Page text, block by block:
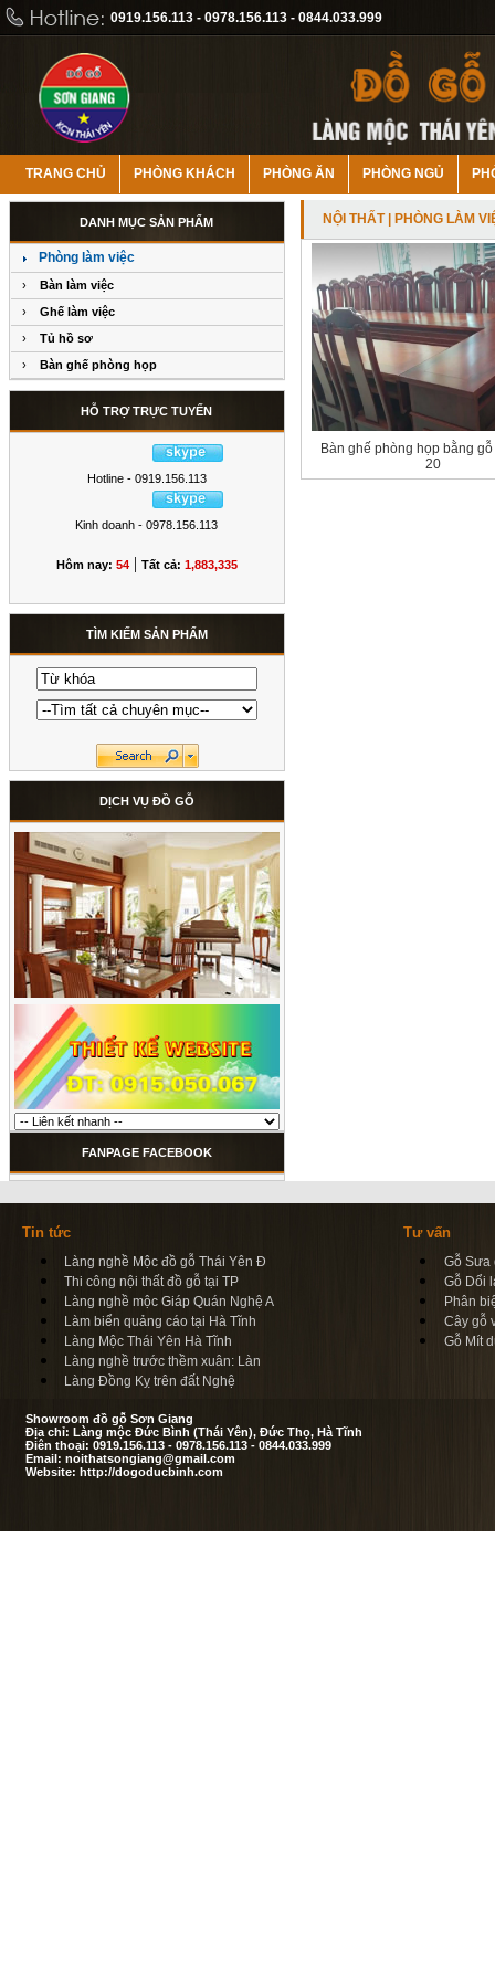
0919.156.113 - 0978.156.113 - 0844.033.999
TRANG CHỦ PHÒNG KHÁCH PHÒNG ĂN PHÒNG NGỦ
DANH MỤC SẢN PHẨM
Phòng làm việc
›
Bàn làm việc
›
Ghế làm việc
›
Tủ hồ sơ
›
Bàn ghế phòng họp
HỖ TRỢ TRỰC TUYẾN
Hotline - 0919.156.113
Kinh doanh - 0978.156.113
Hôm nay: 54 | Tất cả: 1,883,335
TÌM KIẾM SẢN PHẨM
DỊCH VỤ ĐỒ GỖ
FANPAGE FACEBOOK
NỘI THẤT| PHÒNG LÀM
Bàn ghế phòng họp bằng
20
Tin tức
Làng nghề Mộc đồ gỗ Thái Yên Đ
Thi công nội thất đồ gỗ tại TP
Làng nghề mộc Giáp Quán Nghệ A
Làm biển quảng cáo tại Hà Tĩnh
Làng Mộc Thái Yên Hà Tĩnh
Làng nghề trước thềm xuân: Làn
Làng Đồng Kỵ trên đất Nghệ
Tư vấn
Gỗ Sưa
Gỗ Dổi
Phân
Cây gỗ
Gỗ Mít
Showroom đồ gỗ Sơn Giang
Địa chỉ: Làng mộc Đức Bình (Thái Yên), Đức Thọ, Hà Tĩnh
Điên thoại: 0919.156.113 - 0978.156.113 - 0844.033.999
Email: noithatsongiang@gmail.com
Website: http://dogoducbinh.com